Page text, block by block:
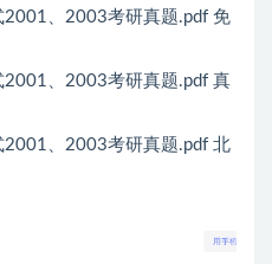
、2003考研真题.pdf 免
、2003考研真题.pdf 真
、2003考研真题.pdf 北